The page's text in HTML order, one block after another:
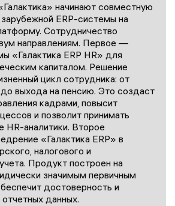
начинают совместную
ERP-системы на
Сотрудничество
направлениям. Первое —
«Галактика ERP HR» для
капиталом. Решение
цикл сотрудника: от
выхода на пенсию. Это создаст
кадрами, повысит
и позволит принимать
HR-аналитики. Второе
«Галактика ERP» в
налогового и
Продукт построен на
значимым первичным
достоверность и
данных.